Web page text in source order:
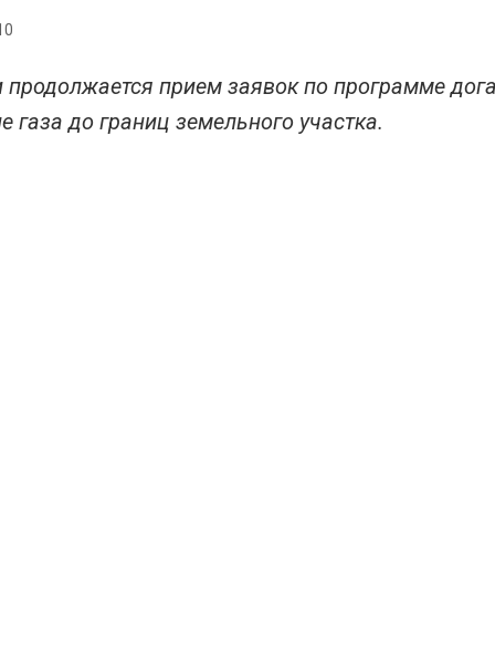
прием заявок по программе
газа до границ земельного участка.